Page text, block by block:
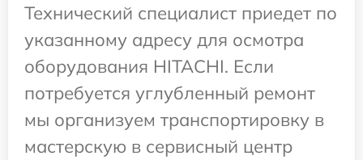
Технический специалист приедет по
указанному адресу для осмотра
оборудования HITACHI. Если
потребуется углубленный ремонт
мы организуем транспортировку в
мастерскую в сервисный центр